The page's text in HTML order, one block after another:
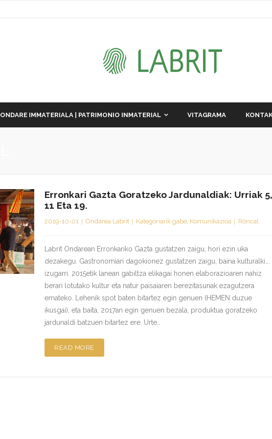
ONDARE IMMATERIALA | PATRIMONIO INMATERIAL VITAGRAMA
Erronkari Gazta Goratzeko Jardunaldiak: Urriak 5,
11 Eta 19.
2019-10-01 Ondarea Labrit Kategoriarik gabe, Komunikazioa Roncal
Labrit Ondarean Erronkariko Gazta gustatzen zaigu, hori ezin uka
dezakegu. Gastronomiari dagokionez gustatzen zaigu, baina kulturalki….
izugarri. 2015etik lanean gabiltza elikagai honen elaborazioaren nahiz
berari lotutako kultur eta natur paisaiaren berezitasunak ezagutzera
emateko. Lehenik spot baten bitartez egin genuen (HEMEN duzue
ikusgai), eta baita, 2017an egin genuen bezala, produktua goratzeko
jardunaldi batzuen bitartez ere. Urte…
READ MORE